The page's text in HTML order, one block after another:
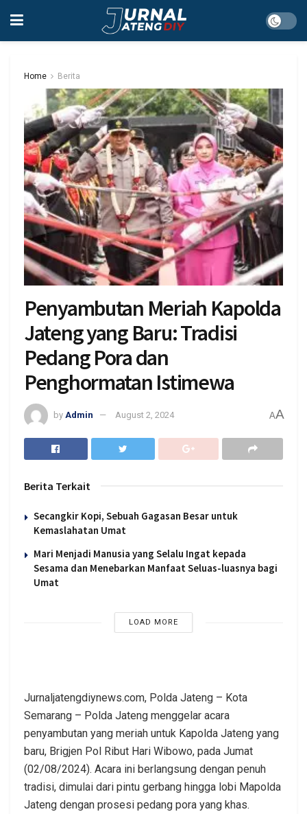
Home Berita
Penyambutan Meriah Kapolda
Jateng yang Baru: Tradisi
Pedang Pora dan
Penghormatan Istimewa
by Admin August 2, 2024 AA
Berita Terkait
Secangkir Kopi, Sebuah Gagasan Besar untuk
Kemaslahatan Umat
Mari Menjadi Manusia yang Selalu Ingat kepada
Sesama dan Menebarkan Manfaat Seluas-luasnya bagi
Umat
LOAD MORE
Jurnaljatengdiynews.com, Polda Jateng – Kota
Semarang – Polda Jateng menggelar acara
penyambutan yang meriah untuk Kapolda Jateng yang
baru, Brigjen Pol Ribut Hari Wibowo, pada Jumat
(02/08/2024). Acara ini berlangsung dengan penuh
tradisi, dimulai dari pintu gerbang hingga lobi Mapolda
Jateng dengan prosesi pedang pora yang khas.